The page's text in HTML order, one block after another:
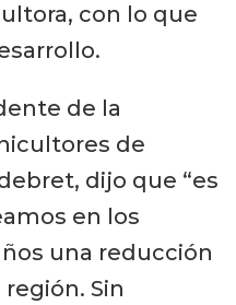
con lo que
de la
de
dijo que “es
en los
una reducción
Sin